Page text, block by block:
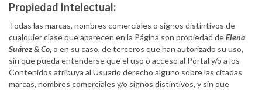
Propiedad Intelectual:
Todas las marcas, nombres comerciales o signos distintivos de
cualquier clase que aparecen en la Página son propiedad deElena
Suárez & Co,o en su caso, de terceros que han autorizado su uso,
sin que pueda entenderse que el uso o acceso al Portal y/o a los
Contenidos atribuya al Usuario derecho alguno sobre las citadas
marcas, nombres comerciales y/o signos distintivos, y sin que